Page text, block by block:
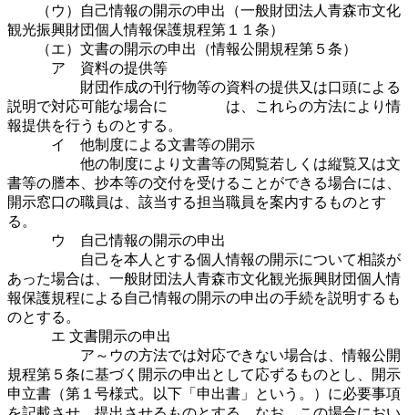
（ウ）自己情報の開示の申出（一般財団法人青森市文化
観光振興財団個人情報保護規程第１１条）
（エ）文書の開示の申出（情報公開規程第５条）
ア 資料の提供等
財団作成の刊行物等の資料の提供又は口頭による
説明で対応可能な場合に は、これらの方法により情
報提供を行うものとする。
イ 他制度による文書等の開示
他の制度により文書等の閲覧若しくは縦覧又は文
書等の謄本、抄本等の交付を受けることができる場合には、
開示窓口の職員は、該当する担当職員を案内するものとす
る。
ウ 自己情報の開示の申出
自己を本人とする個人情報の開示について相談が
あった場合は、一般財団法人青森市文化観光振興財団個人情
報保護規程による自己情報の開示の申出の手続を説明するも
のとする。
エ 文書開示の申出
ア～ウの方法では対応できない場合は、情報公開
規程第５条に基づく開示の申出として応ずるものとし、開示
申立書（第１号様式。以下「申出書」という。）に必要事項